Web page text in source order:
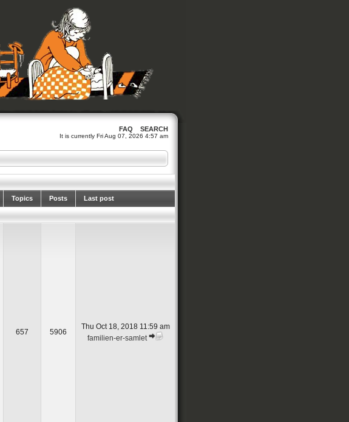
FAQ SEARCH
It is currently Fri Aug 07, 2026 4:57 am
Topics Posts Last post
657 5906
Thu Oct 18, 2018 11:59 am
familien-er-samlet